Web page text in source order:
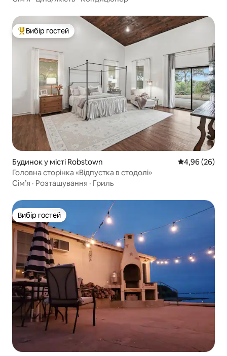
Топ вибір гостей
Вибір гостей
Будинок у місті Robstown Середня
4,96 (26)
Головна сторінка «Відпустка в стодолі»
Сім’я · Розташування · Гриль
Вибір гостей
Вибір гостей